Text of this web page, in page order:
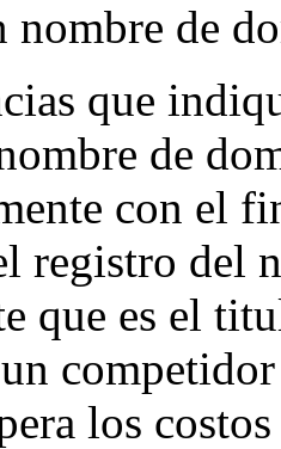
nombre de
que
de
con el
registro del
que es el
los